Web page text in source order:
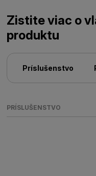
Zistite viac o
produktu
Príslušenstvo
PRÍSLUŠENSTVO